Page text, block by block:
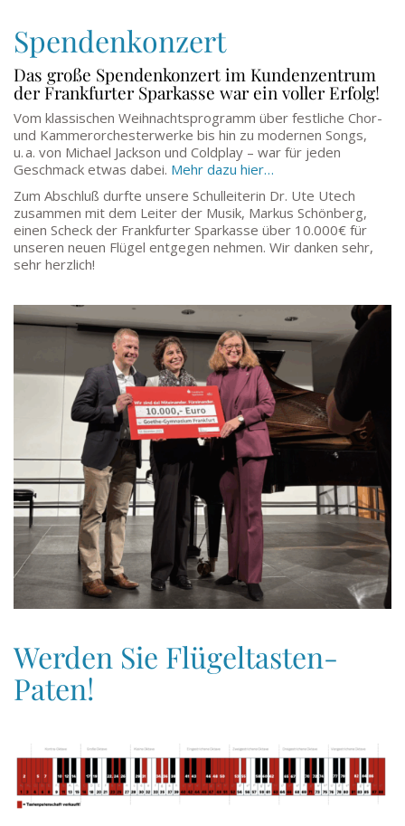
Spendenkonzert
Das große Spendenkonzert im Kundenzentrum
der Frankfurter Sparkasse war ein voller Erfolg!
Vom klassischen Weihnachtsprogramm über festliche Chor-
und Kammerorchesterwerke bis hin zu modernen Songs,
u. a. von Michael Jackson und Coldplay – war für jeden
Geschmack etwas dabei. Mehr dazu hier…
Zum Abschluß durfte unsere Schulleiterin Dr. Ute Utech
zusammen mit dem Leiter der Musik, Markus Schönberg,
einen Scheck der Frankfurter Sparkasse über 10.000€ für
unseren neuen Flügel entgegen nehmen. Wir danken sehr,
sehr herzlich!
Werden Sie Flügeltasten-
Paten!